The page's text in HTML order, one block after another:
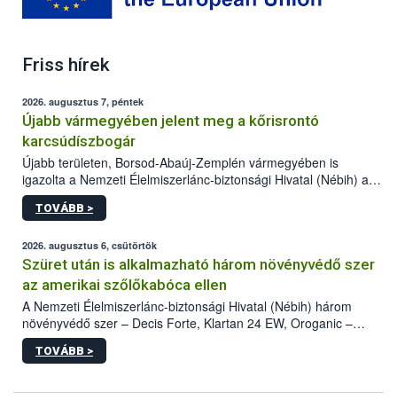
Friss hírek
2026. augusztus 7, péntek
Újabb vármegyében jelent meg a kőrisrontó
karcsúdíszbogár
Újabb területen, Borsod-Abaúj-Zemplén vármegyében is
igazolta a Nemzeti Élelmiszerlánc-biztonsági Hivatal (Nébih) a
kőrisrontó karcsúdíszbogár (Agrilus planipennis) jelenlétét. A
kártevőt nem csak színcsapdában találták meg, de már fertőzött
az intenzív felderítést, emellett az intézkedéseket a szlovák
hatósággal is összehangolják a terjedés megállítása érdekében.
TOVÁBB >
2026. augusztus 6, csütörtök
Szüret után is alkalmazható három növényvédő szer
az amerikai szőlőkabóca ellen
A Nemzeti Élelmiszerlánc-biztonsági Hivatal (Nébih) három
növényvédő szer – Decis Forte, Klartan 24 EW, Oroganic –
engedélyokiratát módosította, így azok a szüretet követően,
egészen a vesszőérettség (BBCH 91) stádiumáig
érésű szőlőkben is legyen lehetőség a károsító elleni további
TOVÁBB >